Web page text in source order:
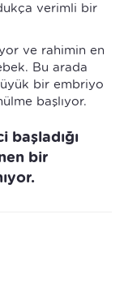
verimli bir
ve rahimin en
Bu arada
bir embriyo
başlıyor.
başladığı
bir